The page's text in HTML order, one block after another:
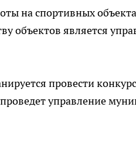
на спортивных
объектов является
провести
управление